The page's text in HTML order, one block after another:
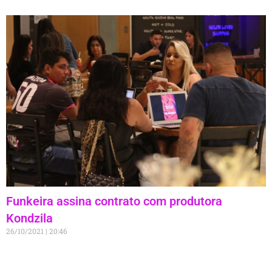
Funkeira assina contrato com produtora
Kondzila
26/10/2021 20:46